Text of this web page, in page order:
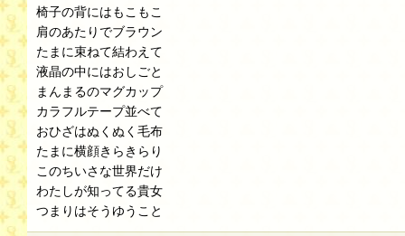
椅子の背にはもこもこ
肩のあたりでブラウン
たまに束ねて結わえて
液晶の中にはおしごと
まんまるのマグカップ
カラフルテープ並べて
おひざはぬくぬく毛布
たまに横顔きらきらり
このちいさな世界だけ
わたしが知ってる貴女
つまりはそうゆうこと